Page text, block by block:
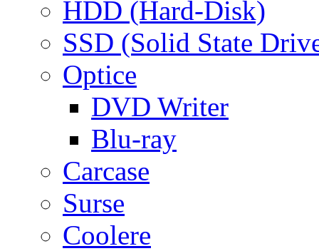
HDD (Hard-Disk)
SSD (Solid State
Optice
DVD Writer
Blu-ray
Carcase
Surse
Coolere